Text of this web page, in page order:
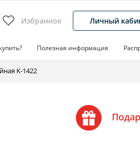
Избранное Личный
Полезная информация
K-1422